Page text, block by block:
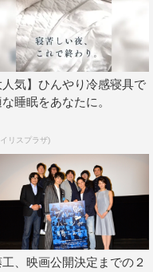
まう。職場の先輩・久
仲間達はヘコむ彼女を
自分に苛立ってい
ュン 浅利陽介 加藤雅
護送船を流星群が襲っ
人気】ひんやり冷感寝具で
睡眠をあなたに。
リスプラザ)
工、映画公開決定までの２